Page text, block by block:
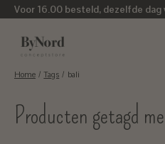
Voor 16.00 besteld, dezelfde
Home / Tags / bali
Producten getagd